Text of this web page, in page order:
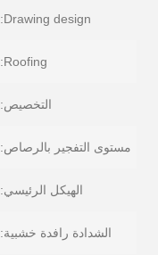
Drawing design:
Roofing:
التخصيص:
مستوى التفجير بالرصاص:
الهيكل الرئيسي:
الشدادة رافدة خشبية: